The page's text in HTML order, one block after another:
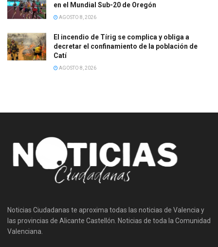
en el Mundial Sub-20 de Oregón
AGOSTO 8, 2026
El incendio de Tírig se complica y obliga a
decretar el confinamiento de la población de
Catí
AGOSTO 8, 2026
Noticias Ciudadanas te aproxima todas las noticias de Valencia y
las provincias de Alicante Castellón. Noticias de toda la Comunidad
Valenciana.